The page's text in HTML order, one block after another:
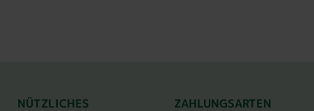
NÜTZLICHES ZAHLUNGSARTEN